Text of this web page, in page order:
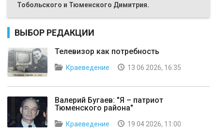
Тобольского и Тюменского Димитрия.
ВЫБОР РЕДАКЦИИ
Телевизор как потребность
Краеведение 13 06 2026, 16:35
Валерий Бугаев: "Я – патриот
Тюменского района"
Краеведение 19 04 2026, 11:00